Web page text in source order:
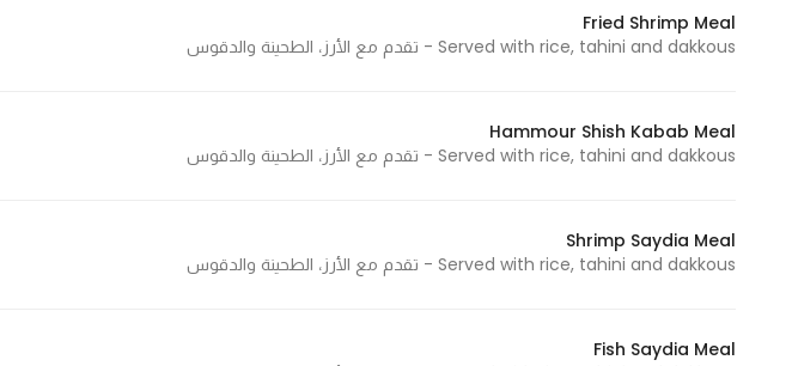
Fried Shrimp Meal
Served with rice, tahini and dakkous - تقدم مع الأرز، الطحينة والدقوس
Hammour Shish Kabab Meal
Served with rice, tahini and dakkous - تقدم مع الأرز، الطحينة والدقوس
Shrimp Saydia Meal
Served with rice, tahini and dakkous - تقدم مع الأرز، الطحينة والدقوس
Fish Saydia Meal
structure,
based on
used.
In order for
as well as